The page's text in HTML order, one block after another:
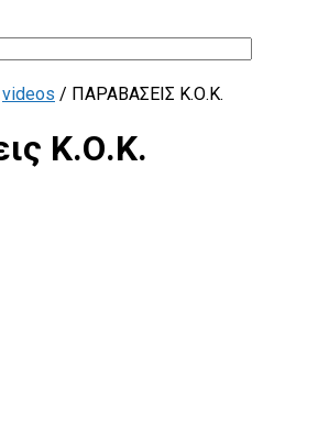
videos / ΠΑΡΑΒΆΣΕΙΣ Κ.Ο.Κ.
Κ.Ο.Κ.